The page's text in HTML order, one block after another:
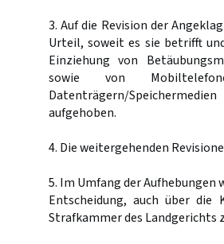
3. Auf die Revision der
Urteil, soweit es sie betrifft
Einziehung von
sowie von
Datenträgern/
aufgehoben.
4. Die weitergehenden
5. Im Umfang der Aufhebungen
Entscheidung, auch über
Strafkammer des Landgerichts